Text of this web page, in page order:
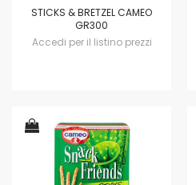
STICKS & BRETZEL CAMEO
GR300
Accedi per il listino prezzi